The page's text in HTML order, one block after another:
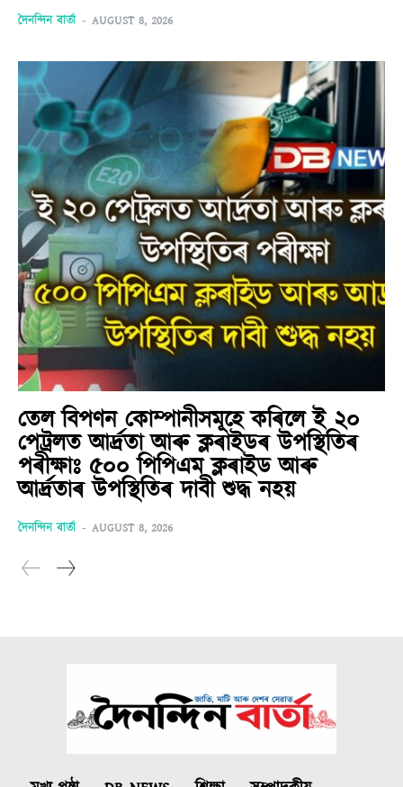
দৈনন্দিন বাৰ্তা - AUGUST 8, 2026
তেল বিপণন কোম্পানীসমূহে কৰিলে ই ২০
পেট্ৰলত আৰ্দ্ৰতা আৰু ক্লৰাইডৰ উপস্থিতিৰ
পৰীক্ষাঃ ৫০০ পিপিএম ক্লৰাইড আৰু
আৰ্দ্ৰতাৰ উপস্থিতিৰ দাবী শুদ্ধ নহয়
দৈনন্দিন বাৰ্তা - AUGUST 8, 2026